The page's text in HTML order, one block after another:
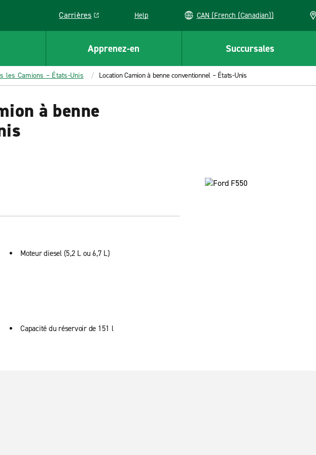
Carrières
Link opens in a new window
Help CAN (French (Canadian))
Apprenez-en Succursales
les Camions – États-Unis Location Camion à benne conventionnel – États-Unis
à benne
Moteur diesel (5,2 L ou 6,7 L)
Capacité du réservoir de 151 l